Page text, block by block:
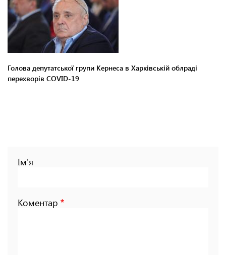
Голова депутатської групи Кернеса в Харківській облраді
перехворів COVID-19
Ім'я
Коментар